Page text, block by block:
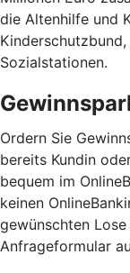
die Altenhilfe und
Sozialstationen.
Ordern Sie
bereits Kundin
bequem im
keinen
gewünschten
Anfrageformular